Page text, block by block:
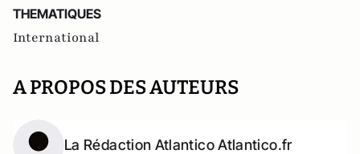
THEMATIQUES
International
A PROPOS DES AUTEURS
La Rédaction Atlantico Atlantico.fr